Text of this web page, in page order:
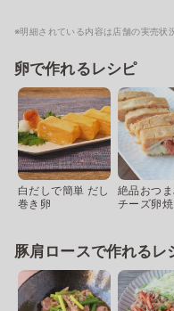
※明細されている内容は店舗の実売状
卵で作れるレシピ
白だしで簡単 だし
巻き卵
絶品おつ
チーズ卵焼
豚肩ロースで作れるレ